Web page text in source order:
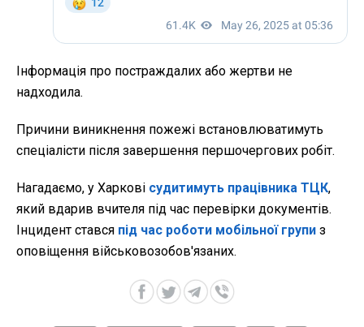
Інформація про постраждалих або жертви не
надходила.
Причини виникнення пожежі встановлюватимуть
спеціалісти після завершення першочергових робіт.
Нагадаємо, у Харкові судитимуть працівника ТЦК,
який вдарив вчителя під час перевірки документів.
Інцидент стався під час роботи мобільної групи з
оповіщення військовозобов'язаних.